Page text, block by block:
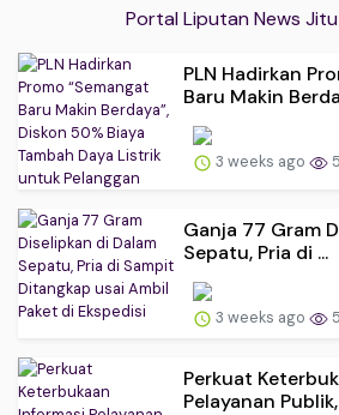
Portal Liputan News
PLN Hadirkan
Baru Makin
3 weeks ago
Ganja 77 Gram
Sepatu, Pria di ...
3 weeks ago
Perkuat
Pelayanan Publik,